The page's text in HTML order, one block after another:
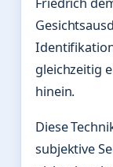
gleichzeitig
hinein.
Diese
subjektive